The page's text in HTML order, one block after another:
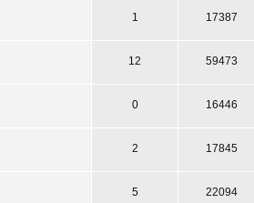
1 17387
12 59473
0 16446
2 17845
5 22094